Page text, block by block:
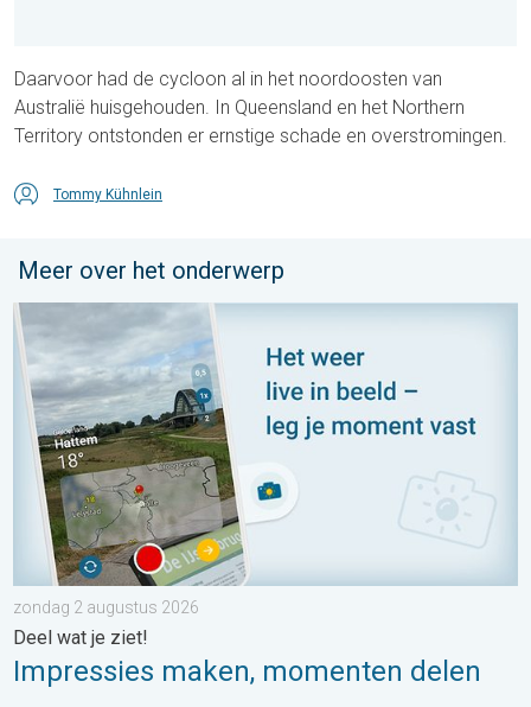
Daarvoor had de cycloon al in het noordoosten van
Australië huisgehouden. In Queensland en het Northern
Territory ontstonden er ernstige schade en overstromingen.
Tommy Kühnlein
Meer over het onderwerp
Impressies maken, momenten delen. Deel wat je ziet!. . .
zondag 2 augustus 2026
Deel wat je ziet!
Impressies maken, momenten delen